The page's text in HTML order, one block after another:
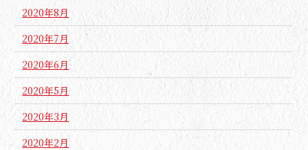
2020年8月
2020年7月
2020年6月
2020年5月
2020年3月
2020年2月